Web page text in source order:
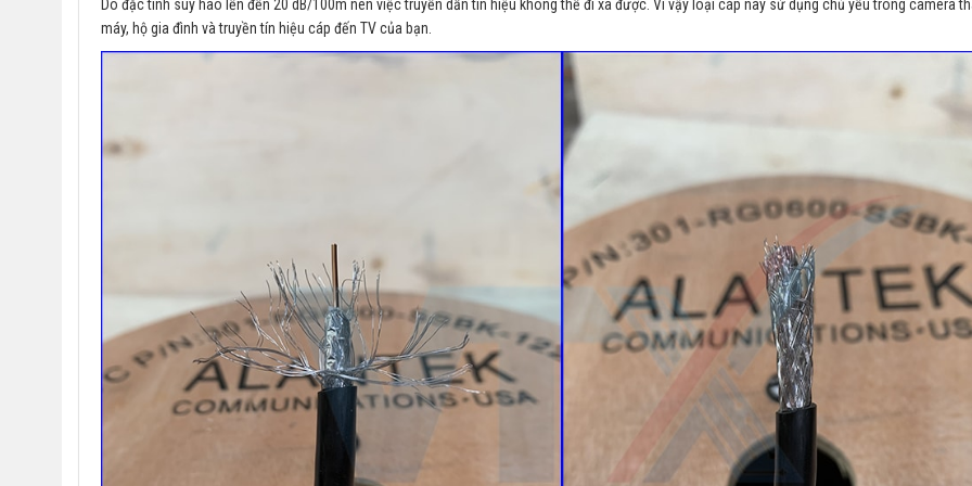
Do đặc tính suy hao lến đến 20 dB/100m nên việc truyền dẫn tín hiệu không thể đi xa được. Vì vậy loại cáp này sử dụng chủ yếu trong camera
máy, hộ gia đình và truyền tín hiệu cáp đến TV của bạn.